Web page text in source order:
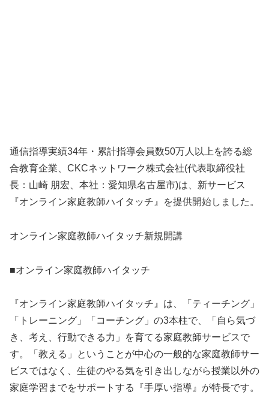
通信指導実績34年・累計指導会員数50万人以上を誇る総
合教育企業、CKCネットワーク株式会社(代表取締役社
長：山崎 朋宏、本社：愛知県名古屋市)は、新サービス
『オンライン家庭教師ハイタッチ』を提供開始しました。
オンライン家庭教師ハイタッチ新規開講
■オンライン家庭教師ハイタッチ
『オンライン家庭教師ハイタッチ』は、「ティーチング」
「トレーニング」「コーチング」の3本柱で、「自ら気づ
き、考え、行動できる力」を育てる家庭教師サービスで
す。「教える」ということが中心の一般的な家庭教師サー
ビスではなく、生徒のやる気を引き出しながら授業以外の
家庭学習までをサポートする『手厚い指導』が特長です。